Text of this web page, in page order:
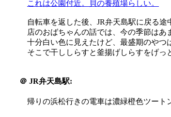
これは公園付近。貝の養殖場らしい。
自転車を返した後、JR弁天島駅に戻る
店のおばちゃんの話では、今の季節はあ
十分白い色に見えたけど、最盛期のやつ
そこで干ししらすと釜揚げしらすをげ
＠ JR弁天島駅:
帰りの浜松行きの電車は濃緑橙色ツー